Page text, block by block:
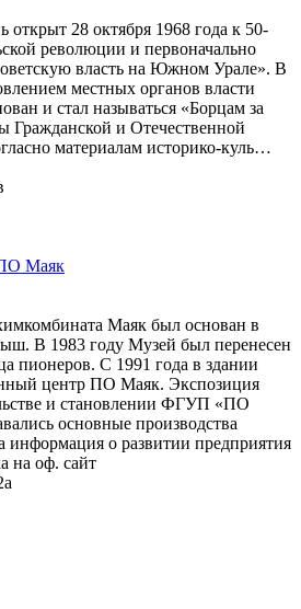
28 октября 1968 года к 50-
революции и первоначально
власть на Южном Урале». В
местных органов власти
и стал называться «Борцам за
Гражданской и Отечественной
материалам историко-куль…
Маяк
Маяк был основан в
В 1983 году Музей был перенесен
пионеров. С 1991 года в здании
центр ПО Маяк. Экспозиция
и становлении ФГУП «ПО
основные производства
информация о развитии предприятия
на оф. сайт